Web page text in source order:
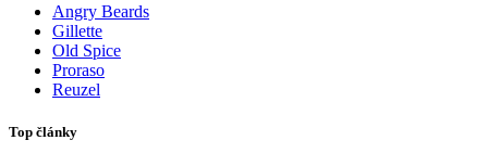
Angry Beards
Gillette
Old Spice
Proraso
Reuzel
Top články